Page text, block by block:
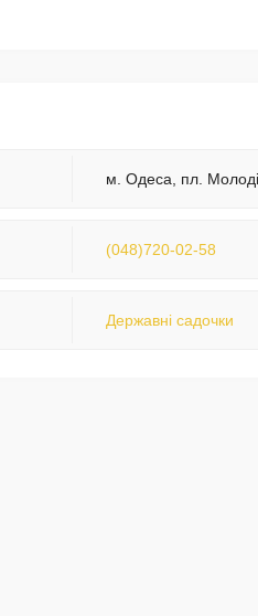
м. Одеса, пл.
(048)720-02-58
Державні садочки